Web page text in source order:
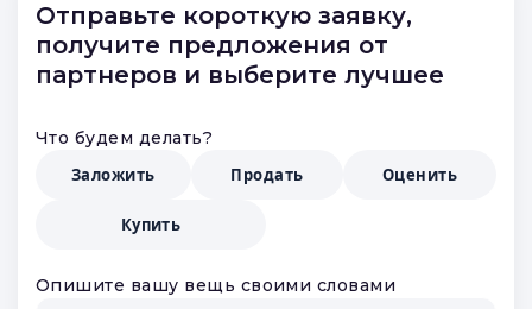
Отправьте короткую заявку,
получите предложения от
партнеров и выберите лучшее
Что будем делать?
Заложить
Продать Оценить
Купить
Опишите вашу вещь своими словами